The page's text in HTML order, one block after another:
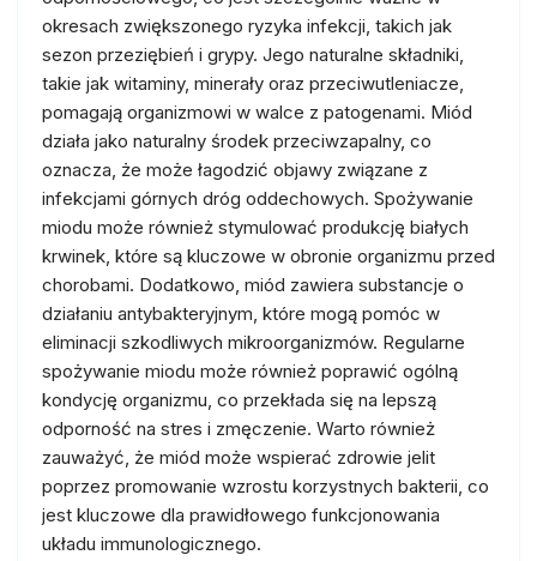
okresach zwiększonego ryzyka infekcji, takich jak
sezon przeziębień i grypy. Jego naturalne składniki,
takie jak witaminy, minerały oraz przeciwutleniacze,
pomagają organizmowi w walce z patogenami. Miód
działa jako naturalny środek przeciwzapalny, co
oznacza, że może łagodzić objawy związane z
infekcjami górnych dróg oddechowych. Spożywanie
miodu może również stymulować produkcję białych
krwinek, które są kluczowe w obronie organizmu przed
chorobami. Dodatkowo, miód zawiera substancje o
działaniu antybakteryjnym, które mogą pomóc w
eliminacji szkodliwych mikroorganizmów. Regularne
spożywanie miodu może również poprawić ogólną
kondycję organizmu, co przekłada się na lepszą
odporność na stres i zmęczenie. Warto również
zauważyć, że miód może wspierać zdrowie jelit
poprzez promowanie wzrostu korzystnych bakterii, co
jest kluczowe dla prawidłowego funkcjonowania
układu immunologicznego.